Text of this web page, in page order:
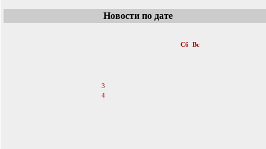
Новости по дате
Сб Вс
3
4